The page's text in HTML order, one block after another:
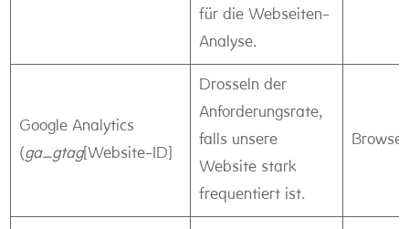
für die Webseiten-
Analyse.
Google Analytics
(ga_gtag[Website-ID]
Drosseln der
Anforderungsrate,
falls unsere
Website stark
frequentiert ist.